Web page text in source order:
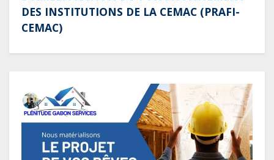
DES INSTITUTIONS DE LA CEMAC (PRAFI-
CEMAC)